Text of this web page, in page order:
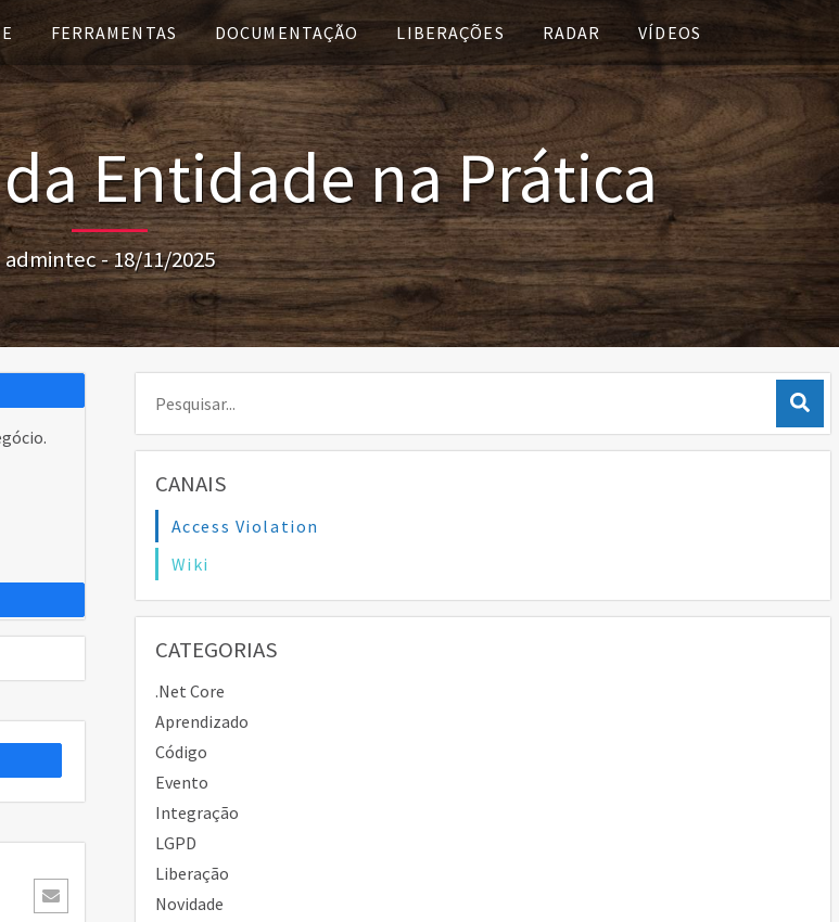
FERRAMENTAS DOCUMENTAÇÃO LIBERAÇÕES RADAR VÍDEOS
Entidade na Prática
admintec - 18/11/2025
CANAIS
Access Violation
Wiki
CATEGORIAS
.Net Core
Aprendizado
Código
Evento
Integração
LGPD
Liberação
Novidade